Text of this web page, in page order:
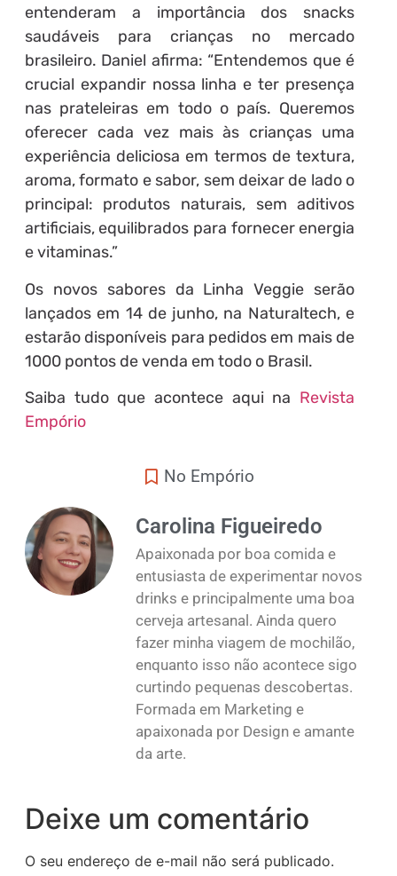
entenderam a importância dos snacks
saudáveis para crianças no mercado
brasileiro. Daniel afirma: “Entendemos que é
crucial expandir nossa linha e ter presença
nas prateleiras em todo o país. Queremos
oferecer cada vez mais às crianças uma
experiência deliciosa em termos de textura,
aroma, formato e sabor, sem deixar de lado o
principal: produtos naturais, sem aditivos
artificiais, equilibrados para fornecer energia
e vitaminas.”
Os novos sabores da Linha Veggie serão
lançados em 14 de junho, na Naturaltech, e
estarão disponíveis para pedidos em mais de
1000 pontos de venda em todo o Brasil.
Saiba tudo que acontece aqui na Revista
Empório
No Empório
Carolina Figueiredo
Apaixonada por boa comida e
entusiasta de experimentar novos
drinks e principalmente uma boa
cerveja artesanal. Ainda quero
fazer minha viagem de mochilão,
enquanto isso não acontece sigo
curtindo pequenas descobertas.
Formada em Marketing e
apaixonada por Design e amante
da arte.
Deixe um comentário
O seu endereço de e-mail não será publicado.